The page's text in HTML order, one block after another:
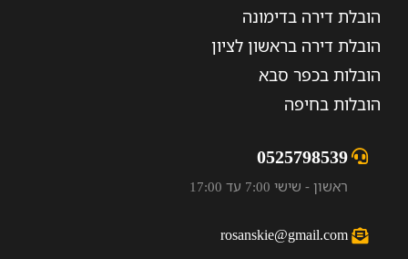
הובלת דירה בדימונה
הובלת דירה בראשון לציון
הובלות בכפר סבא
הובלות בחיפה
0525798539
ראשון - שישי 7:00 עד 17:00
rosanskie@gmail.com